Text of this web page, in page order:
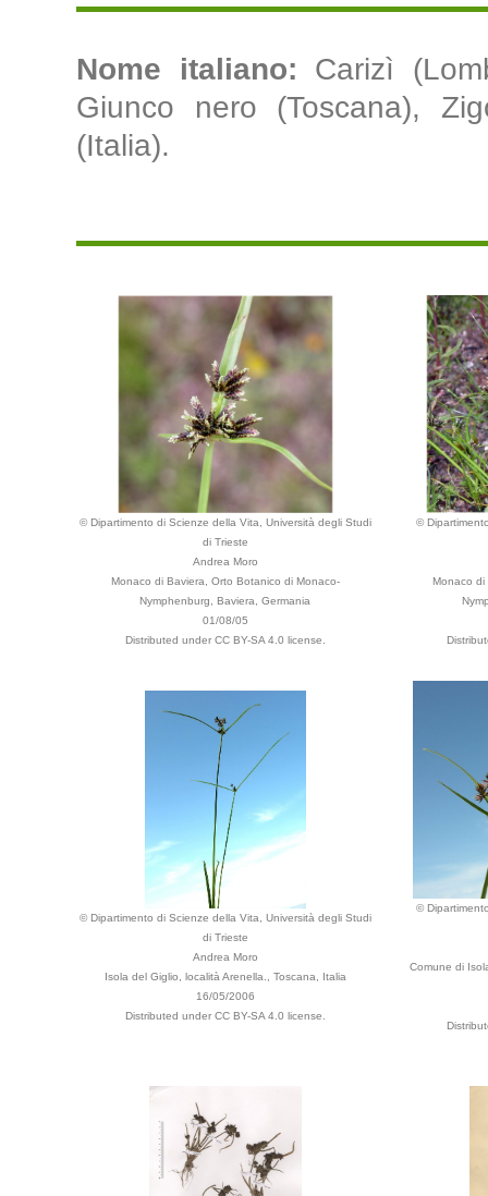
Nome italiano: Carizì
Giunco nero (Toscana),
(Italia).
© Dipartimento di Scienze della Vita, Università degli Studi
di Trieste
Andrea Moro
Monaco di Baviera, Orto Botanico di Monaco-
Nymphenburg, Baviera, Germania
01/08/05
Distributed under CC BY-SA 4.0 license.
©
Monaco di
© Dipartimento di Scienze della Vita, Università degli Studi
di Trieste
Andrea Moro
Isola del Giglio, località Arenella., Toscana, Italia
16/05/2006
Distributed under CC BY-SA 4.0 license.
©
Comune di